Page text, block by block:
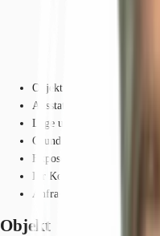
Objekt
Ausstattung
Lage und Verkehrsanbindung
Grundrisse
Exposé herunterladen
Ihr Kontakt
Anfrage senden
Objekt